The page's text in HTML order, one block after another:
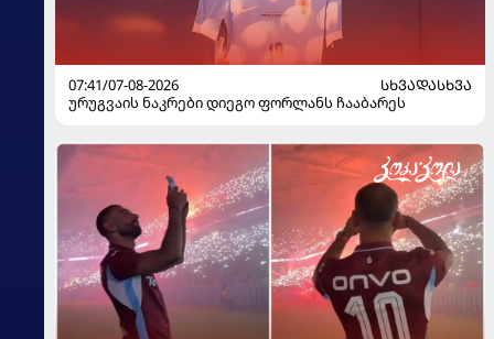
07:41/07-08-2026
ᲡᲮᲕᲐᲓᲐᲡᲮᲕᲐ
ურუგვაის ნაკრები დიეგო ფორლანს ჩააბარეს